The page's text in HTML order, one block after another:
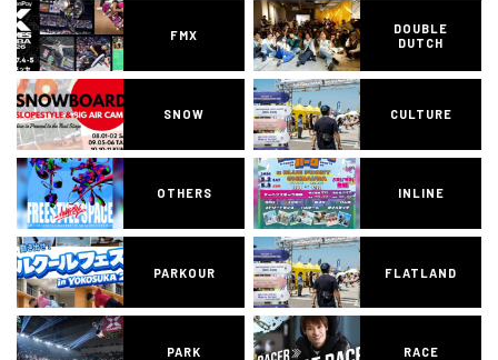
FMX
DOUBLE
DUTCH
SNOW CULTURE
OTHERS INLINE
PARKOUR FLATLAND
PARK RACE